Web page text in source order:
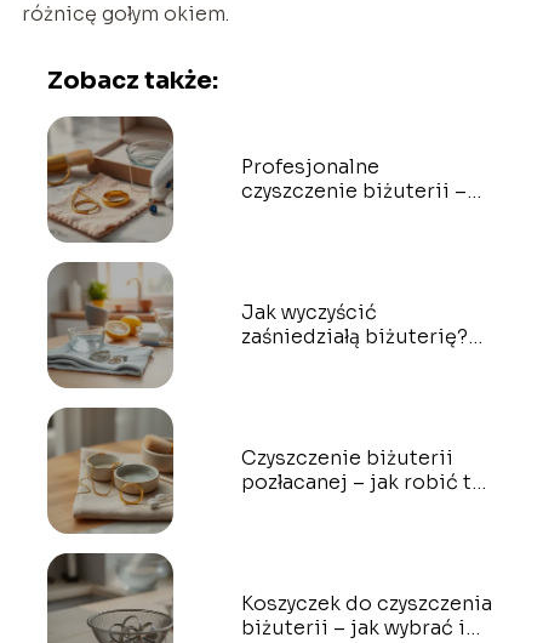
różnicę gołym okiem.
Zobacz także:
Profesjonalne
czyszczenie biżuterii –
Jak wyczyścić
zaśniedziałą biżuterię?
Czyszczenie biżuterii
pozłacanej – jak robić to
Koszyczek do czyszczenia
biżuterii – jak wybrać i